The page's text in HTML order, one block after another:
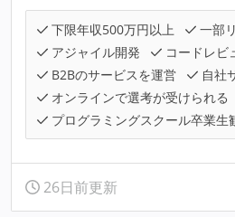
下限年収500万円以上
一部
アジャイル開発
コードレビ
B2Bのサービスを運営
自社
オンラインで選考が受けられる
プログラミングスクール卒業生
26日前更新